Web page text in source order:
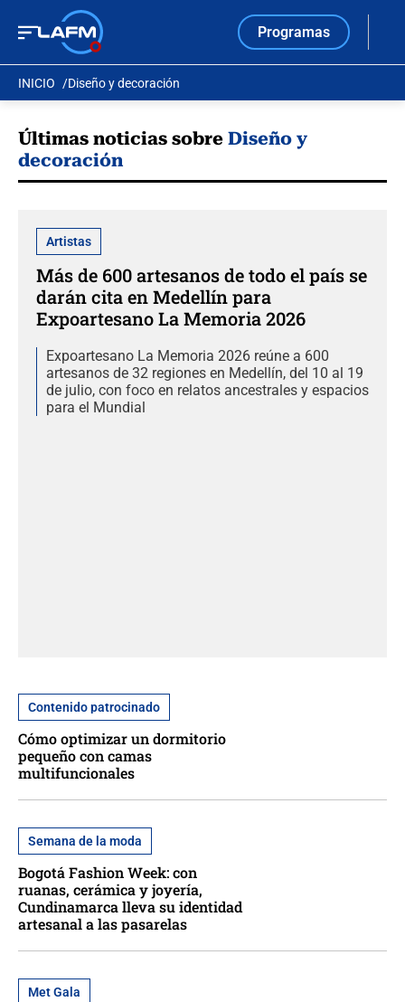
Programas
INICIO Diseño y decoración
Últimas noticias sobre Diseño y
decoración
Artistas
Más de 600 artesanos de todo el país se
darán cita en Medellín para
Expoartesano La Memoria 2026
Expoartesano La Memoria 2026 reúne a 600
artesanos de 32 regiones en Medellín, del 10 al 19
de julio, con foco en relatos ancestrales y espacios
para el Mundial
Contenido patrocinado
Cómo optimizar un dormitorio
pequeño con camas
multifuncionales
Semana de la moda
Bogotá Fashion Week: con
ruanas, cerámica y joyería,
Cundinamarca lleva su identidad
artesanal a las pasarelas
Met Gala